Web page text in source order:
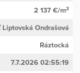
2 137 €/m2
Liptovská Ondrašová
Ráztocká
7.7.2026 02:55:19